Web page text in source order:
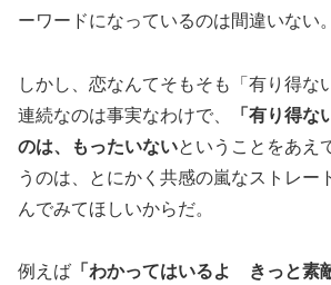
ーワードになっているのは間違いない。
しかし、恋なんてそもそも「有り得な
連続なのは事実なわけで、
「有り得な
のは、もったいないということをあえ
うのは、とにかく共感の嵐なストレー
んでみてほしいからだ。
例えば 「わかってはいるよ きっと